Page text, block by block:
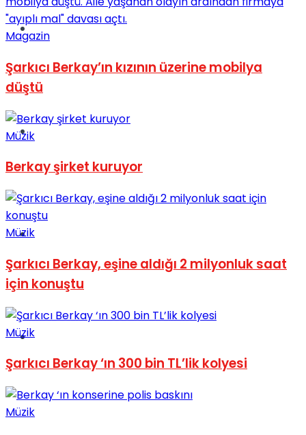
Türkiye
Müzik
Sinema
Tatil
No Result
View All Result
Magazin
Şarkıcı Berkay’ın kızının üzerine mobilya
düştü
Müzik
Berkay şirket kuruyor
Müzik
Şarkıcı Berkay, eşine aldığı 2 milyonluk saat
için konuştu
Müzik
Şarkıcı Berkay ‘ın 300 bin TL’lik kolyesi
Müzik